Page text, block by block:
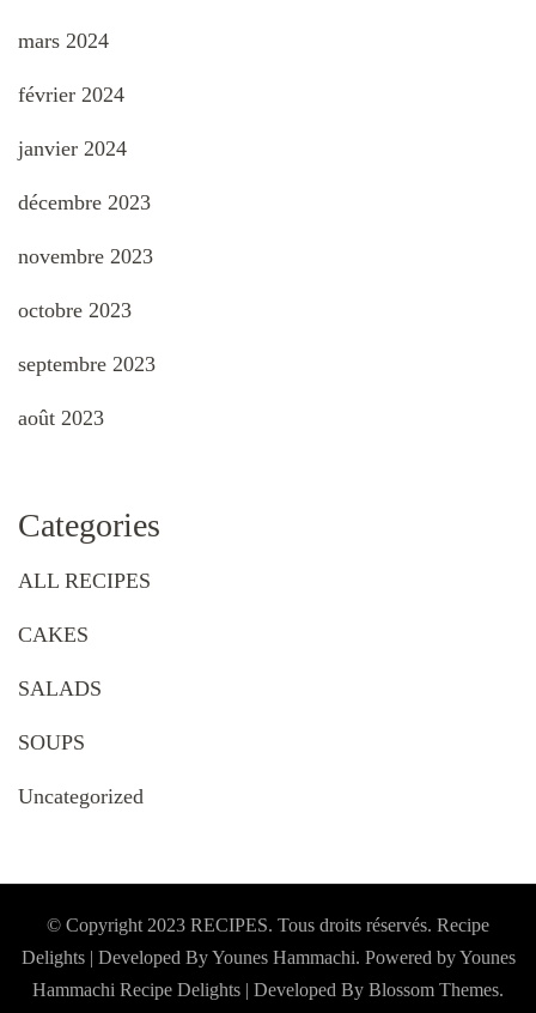
mars 2024
février 2024
janvier 2024
décembre 2023
novembre 2023
octobre 2023
septembre 2023
août 2023
Categories
ALL RECIPES
CAKES
SALADS
SOUPS
Uncategorized
© Copyright 2023 RECIPES. Tous droits réservés. Recipe
Delights | Developed By Younes Hammachi. Powered by Younes
Hammachi Recipe Delights | Developed By Blossom Themes.